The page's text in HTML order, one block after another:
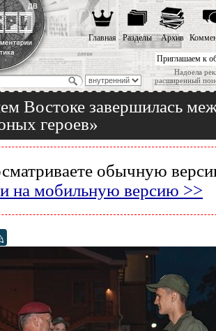
Приглашаем к
Надоела
расширенный
Главная Разделы Архив
Востоке завершилась
героев»
обычную
на мобильную версию >>